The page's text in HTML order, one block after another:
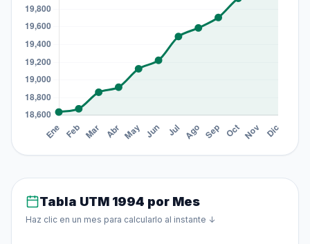
Tabla UTM 1994 por Mes
Haz clic en un mes para calcularlo al instante ↓